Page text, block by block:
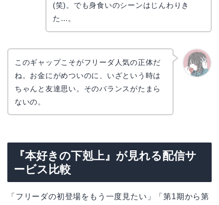
(笑)。でも身食いのシーンはじんわりき
た…。
このギャップこそがフリーダ人気の正体だ
ね。お金にがめついのに、いざという時は
ちゃんと友達思い。そのバランスがたまら
ないの。
『本好きの下剋上』が見れる配信サ
ービス比較
「フリーダの初登場をもう一度見たい」「第1期から第